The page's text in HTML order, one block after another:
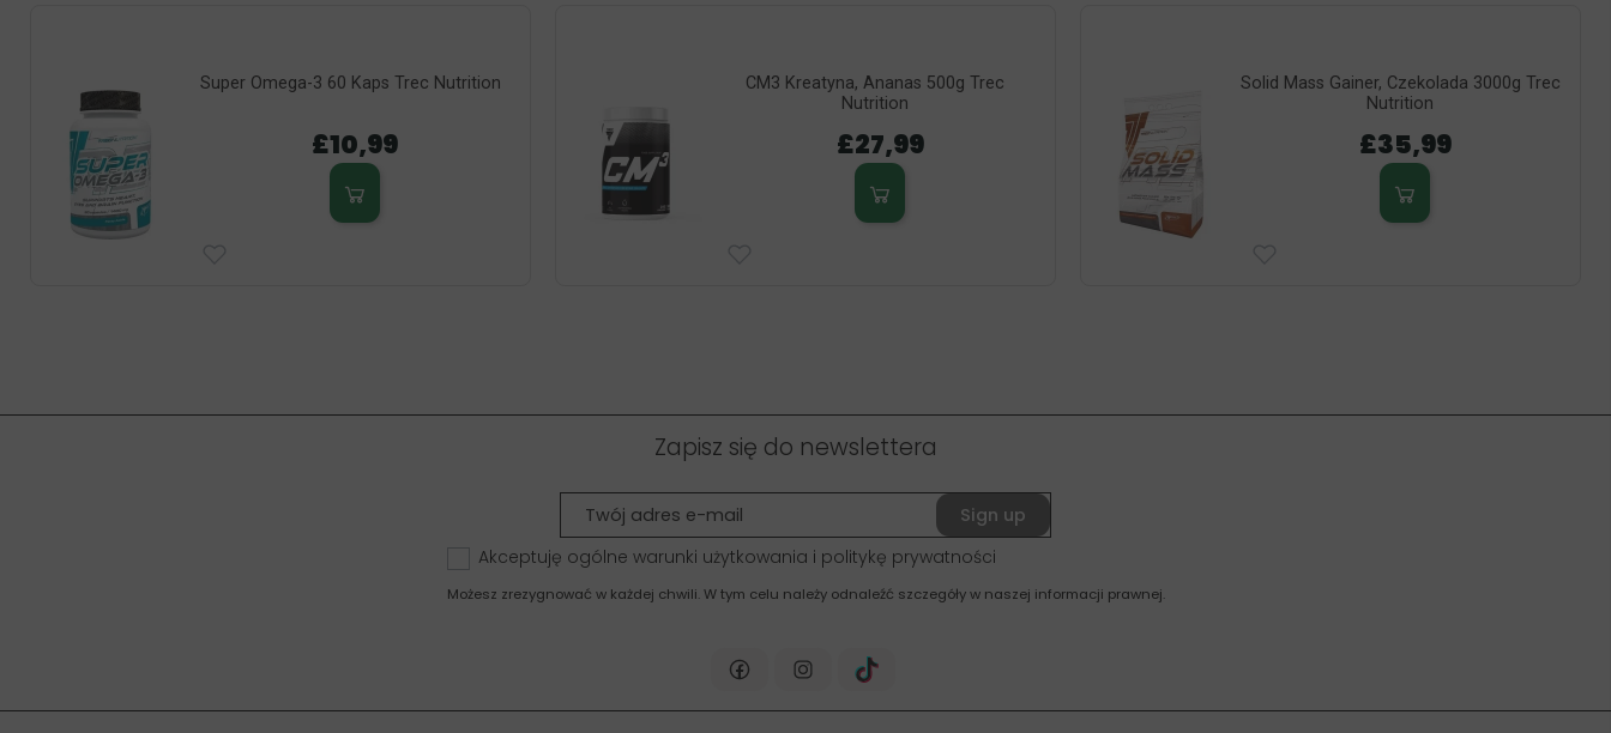
Super Omega-3 60 Kaps Trec Nutrition
£10,99
CM3 Kreatyna, Ananas 500g Trec
Nutrition
£27,99
Solid Mass Gainer, Czekolada 3000g Trec
Nutrition
£35,99
Zapisz się do newslettera
Sign up
Akceptuję ogólne warunki użytkowania i politykę prywatności
Możesz zrezygnować w każdej chwili. W tym celu należy odnaleźć szczegóły w naszej informacji prawnej.